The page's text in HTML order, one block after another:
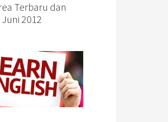
Terbaru dan
2012